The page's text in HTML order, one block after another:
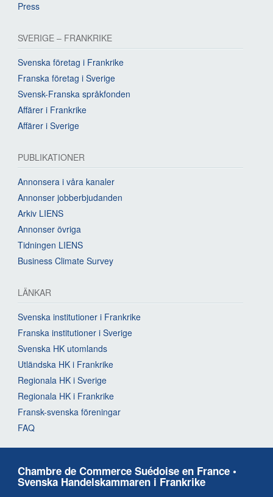
Press
SVERIGE – FRANKRIKE
Svenska företag i Frankrike
Franska företag i Sverige
Svensk-Franska språkfonden
Affärer i Frankrike
Affärer i Sverige
PUBLIKATIONER
Annonsera i våra kanaler
Annonser jobberbjudanden
Arkiv LIENS
Annonser övriga
Tidningen LIENS
Business Climate Survey
LÄNKAR
Svenska institutioner i Frankrike
Franska institutioner i Sverige
Svenska HK utomlands
Utländska HK i Frankrike
Regionala HK i Sverige
Regionala HK i Frankrike
Fransk-svenska föreningar
FAQ
Chambre de Commerce Suédoise en France •
Svenska Handelskammaren i Frankrike